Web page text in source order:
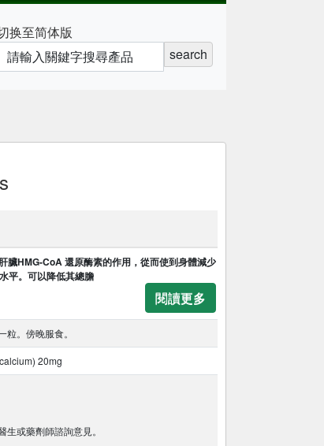
换至简体版
search
HMG-CoA 還原酶素的作用，從而使到身體減少
平。可以降低其總膽
閱讀更多
。傍晚服食。
20mg
生或藥劑師諮詢意見。